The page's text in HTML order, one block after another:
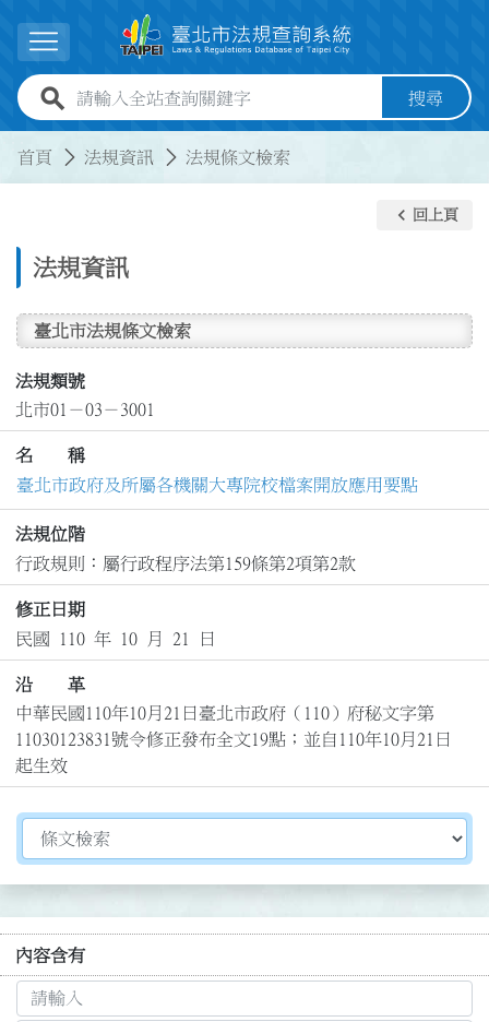
展開選單
全站查詢關鍵字欄位 搜尋
首頁 法規資訊 法規條文檢索
法規資訊
keyboard_arrow_left 回上頁
臺北市法規條文檢索
法規類號
北市01－03－3001
名 稱
臺北市政府及所屬各機關大專院校檔案開放應用要點
法規位階
行政規則：屬行政程序法第159條第2項第2款
修正日期
民國 110 年 10 月 21 日
沿 革
中華民國110年10月21日臺北市政府（110）府秘文字第
11030123831號令修正發布全文19點；並自110年10月21日
起生效
切換選擇法規資訊內容
內容含有